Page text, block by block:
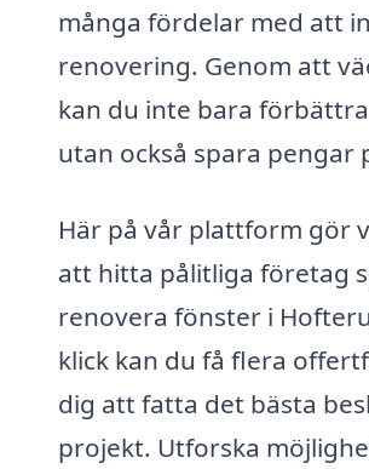
många fördelar med att
renovering. Genom att
kan du inte bara
utan också spara pengar
Här på vår plattform gör
att hitta pålitliga företag
renovera fönster i
klick kan du få flera
dig att fatta det bästa
projekt. Utforska